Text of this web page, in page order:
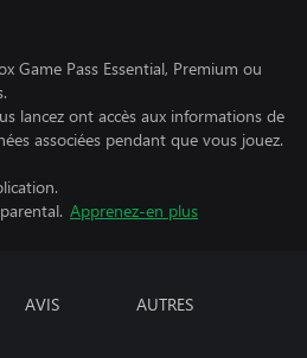
Game Pass Essential, Premium ou
lancez ont accès aux informations de
associées pendant que vous jouez.
Apprenez-en plus
AVIS AUTRES